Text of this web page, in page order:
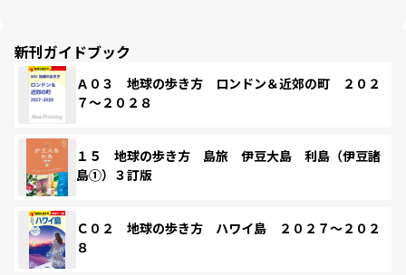
新刊ガイドブック
Ａ０３ 地球の歩き方 ロンドン＆近郊の町 ２０２
７～２０２８
１５ 地球の歩き方 島旅 伊豆大島 利島（伊豆諸
島①）３訂版
Ｃ０２ 地球の歩き方 ハワイ島 ２０２７～２０２
８